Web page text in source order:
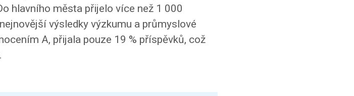
hlavního města přijelo více než 1 000
výsledky výzkumu a průmyslové
A, přijala pouze 19 % příspěvků, což